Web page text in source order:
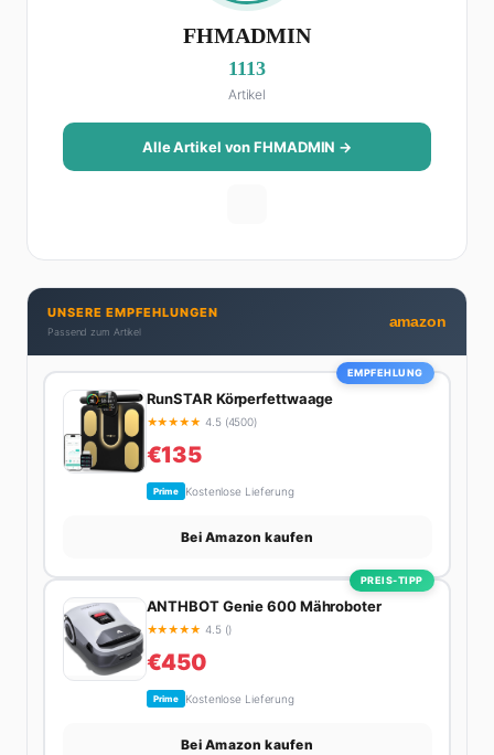
FHMADMIN
1113
Artikel
Alle Artikel von FHMADMIN →
UNSERE EMPFEHLUNGEN
Passend zum Artikel
amazon
EMPFEHLUNG
RunSTAR Körperfettwaage
★★★★★ 4.5 (4500)
€135
Prime Kostenlose Lieferung
Bei Amazon kaufen
PREIS-TIPP
ANTHBOT Genie 600 Mähroboter
★★★★★ 4.5 ()
€450
Prime Kostenlose Lieferung
Bei Amazon kaufen